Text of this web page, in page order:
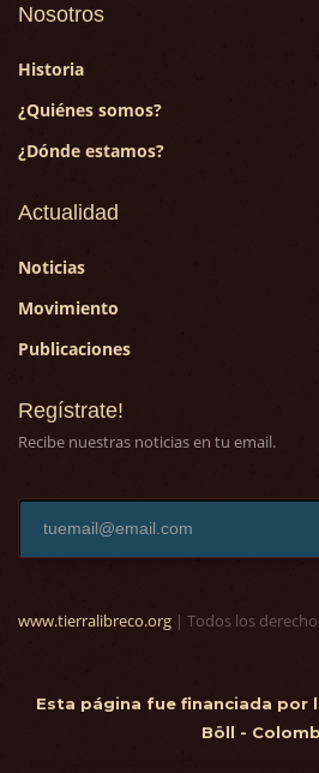
Nosotros
Historia
¿Quiénes somos?
¿Dónde estamos?
Actualidad
Noticias
Movimiento
Publicaciones
Regístrate!
Recibe nuestras noticias en tu email.
www.tierralibreco.org | Todos los
Esta página fue financiada por
Böll -